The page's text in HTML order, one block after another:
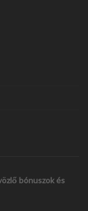
bónuszok és